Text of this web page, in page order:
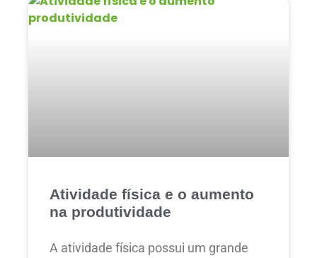
Atividade física e o aumento
na produtividade
A atividade física possui um grande